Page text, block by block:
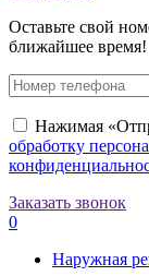
Оставьте свой
ближайшее время!
Нажимая
обработку
Заказать звонок
0
Наружная